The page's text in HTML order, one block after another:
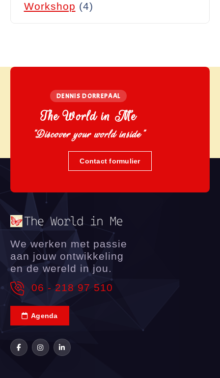
Workshop (4)
DENNIS DORREPAAL
The World in Me
"Discover your world inside"
Contact formulier
We werken met passie
aan jouw ontwikkeling
en de wereld in jou.
06 - 218 97 510
Agenda